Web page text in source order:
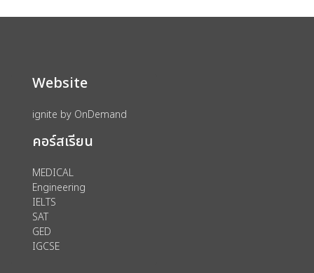
Website
ignite by OnDemand
คอร์สเรียน
MEDICAL
Engineering
IELTS
SAT
GED
IGCSE